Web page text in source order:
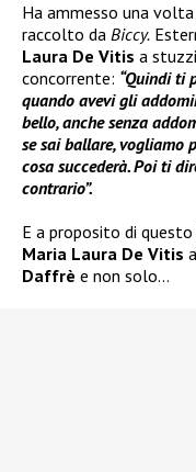
Ha ammesso una
raccolto da Biccy.
Laura De Vitis a
concorrente: “Quindi ti
quando avevi gli
bello, anche senza
se sai ballare, vogliamo
cosa succederà. Poi ti
contrario”.
E a proposito di
Maria Laura De Vitis
Daffrè e non solo…